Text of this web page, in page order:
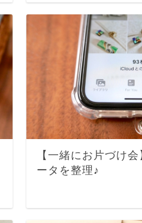
【一緒にお片づけ
ータを整理♪